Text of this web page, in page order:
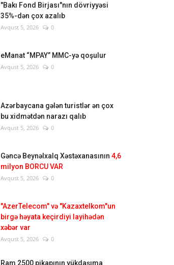
"Bakı Fond Birjası"nın dövriyyəsi
35%-dən çox azalıb
Avqust 5, 2026 0
eManat “MPAY” MMC-yə qoşulur
Avqust 5, 2026 0
Azərbaycana gələn turistlər ən çox
bu xidmətdən narazı qalıb
Avqust 5, 2026 0
Gəncə Beynəlxalq Xəstəxanasının 4,6
milyon BORCU VAR
Avqust 5, 2026 0
"AzerTelecom" və "Kazaxtelkom"un
birgə həyata keçirdiyi layihədən
xəbər var
Avqust 5, 2026 0
Ram 2500 pikapının yükdaşıma